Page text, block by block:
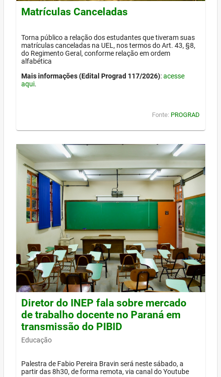
Matrículas Canceladas
Torna público a relação dos estudantes que tiveram suas
matrículas canceladas na UEL, nos termos do Art. 43, §8,
do Regimento Geral, conforme relação em ordem
alfabética
Mais informações (Edital Prograd 117/2026):acesse
aqui.
Fonte: PROGRAD
Diretor do INEP fala sobre mercado
de trabalho docente no Paraná em
transmissão do PIBID
Educação
Palestra de Fabio Pereira Bravin será neste sábado, a
partir das 8h30, de forma remota, via canal do Youtube